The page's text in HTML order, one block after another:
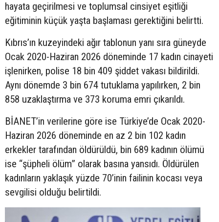
hayata geçirilmesi ve toplumsal cinsiyet eşitliği
eğitiminin küçük yaşta başlaması gerektiğini belirtti.
Kıbrıs’ın kuzeyindeki ağır tablonun yanı sıra güneyde
Ocak 2020-Haziran 2026 döneminde 17 kadın cinayeti
işlenirken, polise 18 bin 409 şiddet vakası bildirildi.
Aynı dönemde 3 bin 674 tutuklama yapılırken, 2 bin
858 uzaklaştırma ve 373 koruma emri çıkarıldı.
BİANET’in verilerine göre ise Türkiye’de Ocak 2020-
Haziran 2026 döneminde en az 2 bin 102 kadın
erkekler tarafından öldürüldü, bin 689 kadının ölümü
ise “şüpheli ölüm” olarak basına yansıdı. Öldürülen
kadınların yaklaşık yüzde 70’inin failinin kocası veya
sevgilisi olduğu belirtildi.